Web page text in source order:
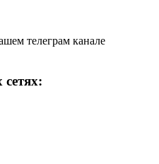
телеграм канале